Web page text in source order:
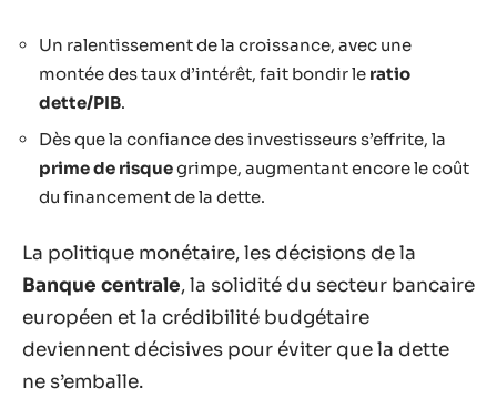
Un ralentissement de la croissance, avec une
montée des taux d’intérêt, fait bondir le ratio
dette/PIB.
Dès que la confiance des investisseurs s’effrite, la
prime de risquegrimpe, augmentant encore le coût
du financement de la dette.
La politique monétaire, les décisions de la
Banque centrale, la solidité du secteur bancaire
européen et la crédibilité budgétaire
deviennent décisives pour éviter que la dette
ne s’emballe.